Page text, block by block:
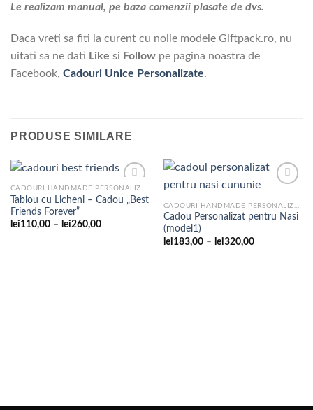
Le realizam manual, pe baza comenzii plasate de dvs.
Daca vreti sa fiti la curent cu noile modele Giftpack.ro, nu
uitati sa ne dati Like si Follow pe pagina noastra de
Facebook, Cadouri Unice Personalizate.
PRODUSE SIMILARE
CADOURI HANDMADE PERSONALIZATE
Tablou cu Licheni – Cadou „Best
Friends Forever”
lei110,00 – lei260,00Interval
Adaugare
Cadou Personalizat pentru Nasi
(model1)
lei183,00 – lei320,00Interval